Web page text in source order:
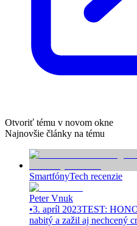
Otvoriť tému v novom okne
Najnovšie články na tému
SmartfónyTech recenzie
Peter Vnuk
•3. apríl 2023TEST:
nabitý a zažil aj nechcený